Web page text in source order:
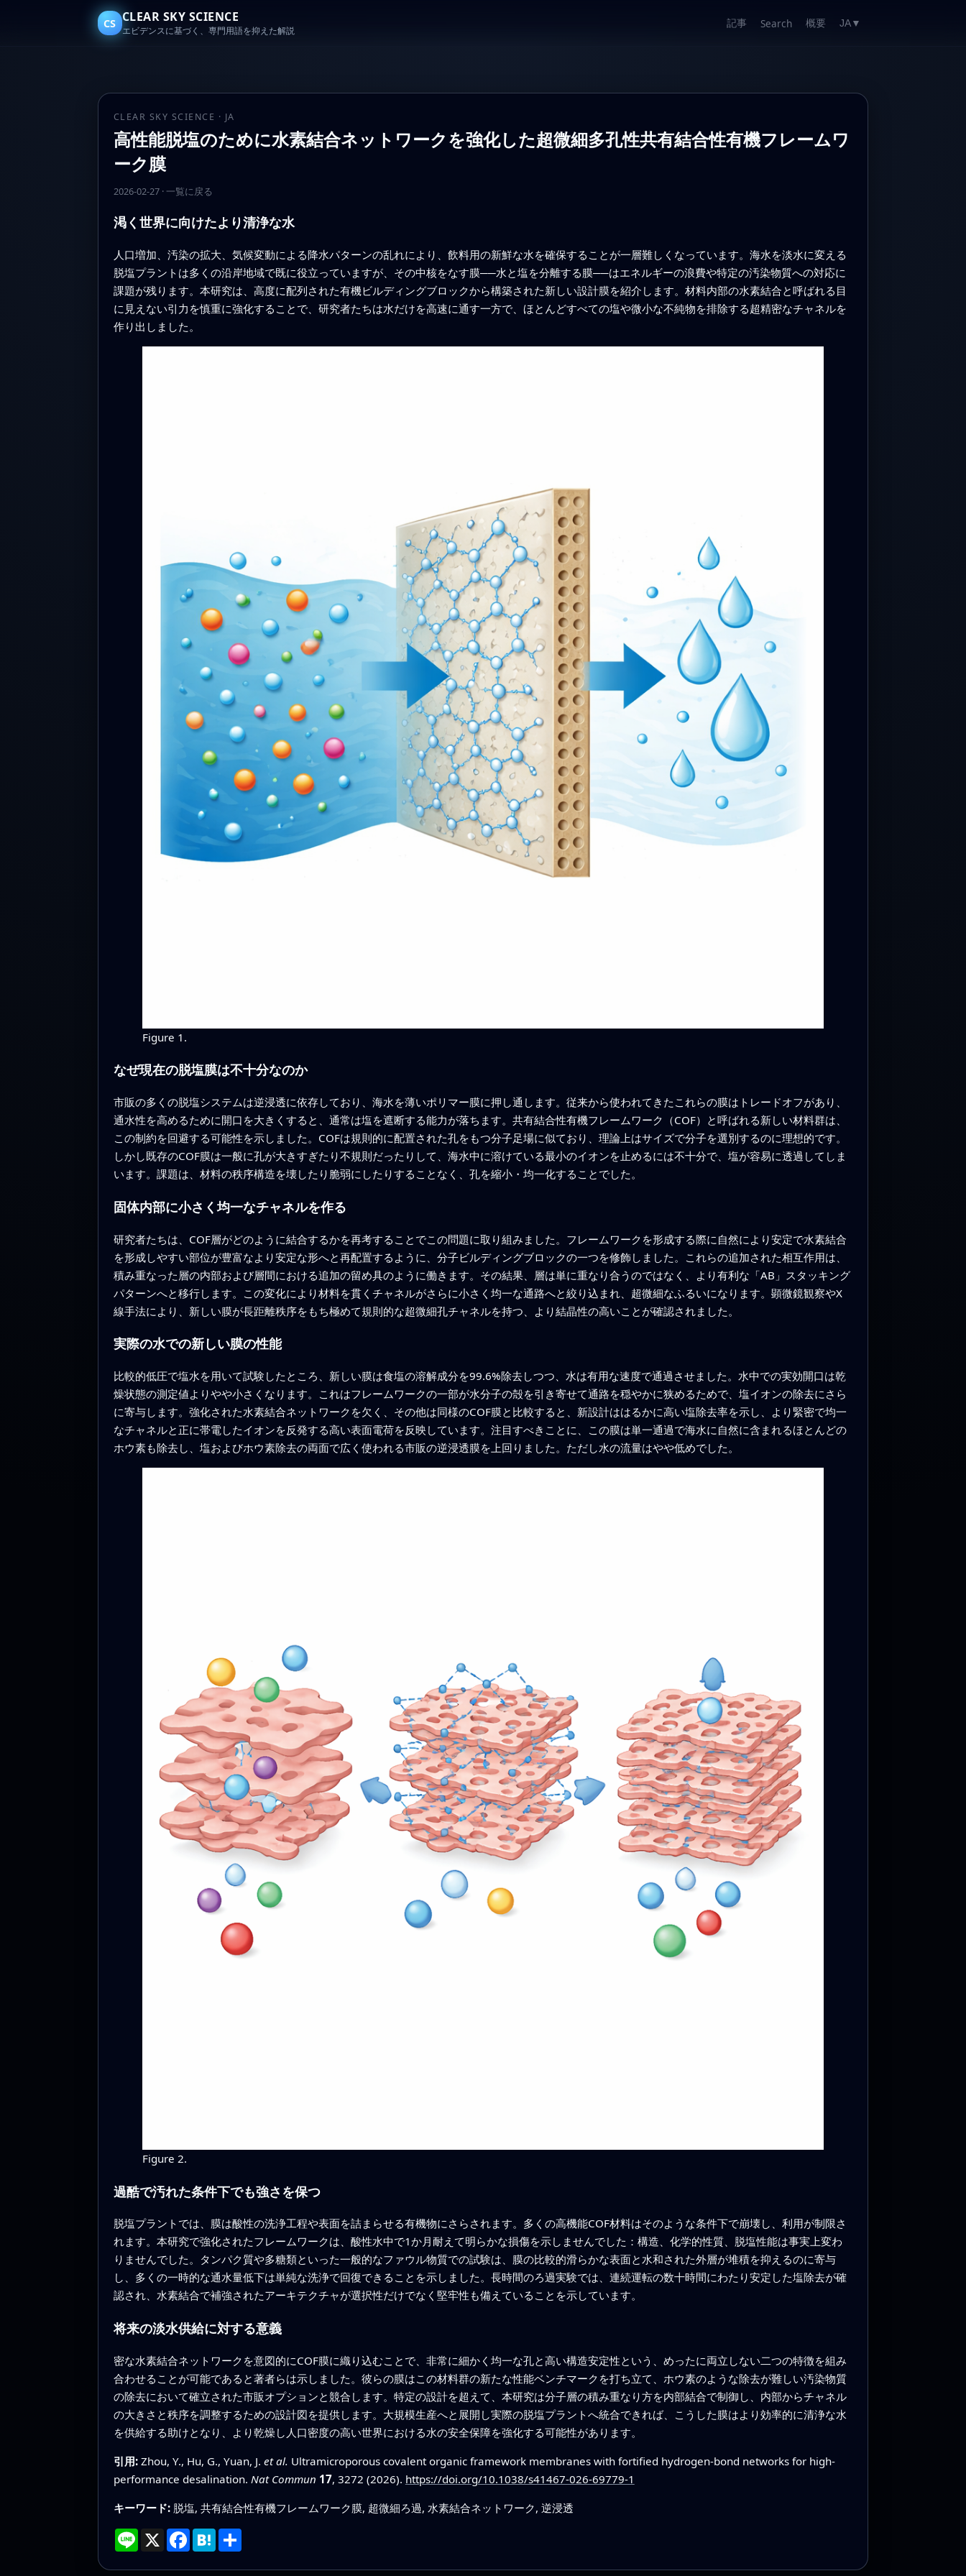
CS CLEAR SKY SCIENCE
エビデンスに基づく、専門用語を抑えた解説
記事 Search 概要 JA ▼
CLEAR SKY SCIENCE · JA
高性能脱塩のために水素結合ネットワークを強化した超微細多孔性共有結合性有機フレームワ
ーク膜
2026-02-27· 一覧に戻る
渇く世界に向けたより清浄な水
人口増加、汚染の拡大、気候変動による降水パターンの乱れにより、飲料用の新鮮な水を確保することが一層難しくなっています。海水を淡水に変える
脱塩プラントは多くの沿岸地域で既に役立っていますが、その中核をなす膜──水と塩を分離する膜──はエネルギーの浪費や特定の汚染物質への対応に
課題が残ります。本研究は、高度に配列された有機ビルディングブロックから構築された新しい設計膜を紹介します。材料内部の水素結合と呼ばれる目
に見えない引力を慎重に強化することで、研究者たちは水だけを高速に通す一方で、ほとんどすべての塩や微小な不純物を排除する超精密なチャネルを
作り出しました。
Figure 1.
なぜ現在の脱塩膜は不十分なのか
市販の多くの脱塩システムは逆浸透に依存しており、海水を薄いポリマー膜に押し通します。従来から使われてきたこれらの膜はトレードオフがあり、
通水性を高めるために開口を大きくすると、通常は塩を遮断する能力が落ちます。共有結合性有機フレームワーク（COF）と呼ばれる新しい材料群は、
この制約を回避する可能性を示しました。COFは規則的に配置された孔をもつ分子足場に似ており、理論上はサイズで分子を選別するのに理想的です。
しかし既存のCOF膜は一般に孔が大きすぎたり不規則だったりして、海水中に溶けている最小のイオンを止めるには不十分で、塩が容易に透過してしま
います。課題は、材料の秩序構造を壊したり脆弱にしたりすることなく、孔を縮小・均一化することでした。
固体内部に小さく均一なチャネルを作る
研究者たちは、COF層がどのように結合するかを再考することでこの問題に取り組みました。フレームワークを形成する際に自然により安定で水素結合
を形成しやすい部位が豊富なより安定な形へと再配置するように、分子ビルディングブロックの一つを修飾しました。これらの追加された相互作用は、
積み重なった層の内部および層間における追加の留め具のように働きます。その結果、層は単に重なり合うのではなく、より有利な「AB」スタッキング
パターンへと移行します。この変化により材料を貫くチャネルがさらに小さく均一な通路へと絞り込まれ、超微細なふるいになります。顕微鏡観察やX
線手法により、新しい膜が長距離秩序をもち極めて規則的な超微細孔チャネルを持つ、より結晶性の高いことが確認されました。
実際の水での新しい膜の性能
比較的低圧で塩水を用いて試験したところ、新しい膜は食塩の溶解成分を99.6%除去しつつ、水は有用な速度で通過させました。水中での実効開口は乾
燥状態の測定値よりやや小さくなります。これはフレームワークの一部が水分子の殻を引き寄せて通路を穏やかに狭めるためで、塩イオンの除去にさら
に寄与します。強化された水素結合ネットワークを欠く、その他は同様のCOF膜と比較すると、新設計ははるかに高い塩除去率を示し、より緊密で均一
なチャネルと正に帯電したイオンを反発する高い表面電荷を反映しています。注目すべきことに、この膜は単一通過で海水に自然に含まれるほとんどの
ホウ素も除去し、塩およびホウ素除去の両面で広く使われる市販の逆浸透膜を上回りました。ただし水の流量はやや低めでした。
Figure 2.
過酷で汚れた条件下でも強さを保つ
脱塩プラントでは、膜は酸性の洗浄工程や表面を詰まらせる有機物にさらされます。多くの高機能COF材料はそのような条件下で崩壊し、利用が制限さ
れます。本研究で強化されたフレームワークは、酸性水中で1か月耐えて明らかな損傷を示しませんでした：構造、化学的性質、脱塩性能は事実上変わ
りませんでした。タンパク質や多糖類といった一般的なファウル物質での試験は、膜の比較的滑らかな表面と水和された外層が堆積を抑えるのに寄与
し、多くの一時的な通水量低下は単純な洗浄で回復できることを示しました。長時間のろ過実験では、連続運転の数十時間にわたり安定した塩除去が確
認され、水素結合で補強されたアーキテクチャが選択性だけでなく堅牢性も備えていることを示しています。
将来の淡水供給に対する意義
密な水素結合ネットワークを意図的にCOF膜に織り込むことで、非常に細かく均一な孔と高い構造安定性という、めったに両立しない二つの特徴を組み
合わせることが可能であると著者らは示しました。彼らの膜はこの材料群の新たな性能ベンチマークを打ち立て、ホウ素のような除去が難しい汚染物質
の除去において確立された市販オプションと競合します。特定の設計を超えて、本研究は分子層の積み重なり方を内部結合で制御し、内部からチャネル
の大きさと秩序を調整するための設計図を提供します。大規模生産へと展開し実際の脱塩プラントへ統合できれば、こうした膜はより効率的に清浄な水
を供給する助けとなり、より乾燥し人口密度の高い世界における水の安全保障を強化する可能性があります。
引用: Zhou, Y., Hu, G., Yuan, J. et al. Ultramicroporous covalent organic framework membranes with fortified hydrogen-bond networks for high-
performance desalination. Nat Commun 17, 3272 (2026). https://doi.org/10.1038/s41467-026-69779-1
キーワード: 脱塩, 共有結合性有機フレームワーク膜, 超微細ろ過, 水素結合ネットワーク, 逆浸透
Line X Facebook
Hatena
共
有